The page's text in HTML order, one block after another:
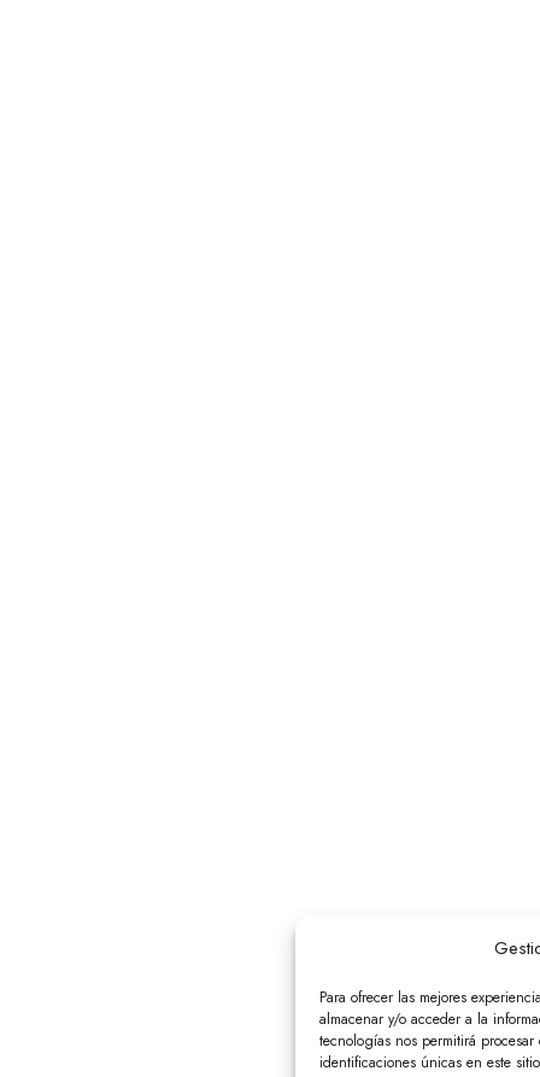
Para ofrecer las mejores
almacenar y/o acceder a la
tecnologías nos permitirá
identificaciones únicas en este